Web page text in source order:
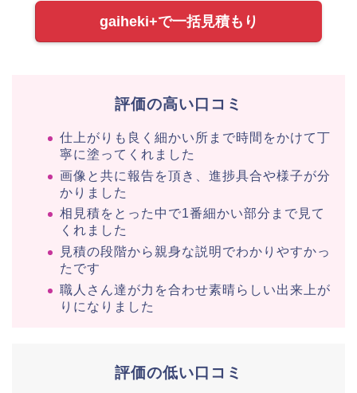
gaiheki+で一括見積もり
評価の高い口コミ
仕上がりも良く細かい所まで時間をかけて丁
寧に塗ってくれました
画像と共に報告を頂き、進捗具合や様子が分
かりました
相見積をとった中で1番細かい部分まで見て
くれました
見積の段階から親身な説明でわかりやすかっ
たです
職人さん達が力を合わせ素晴らしい出来上が
りになりました
評価の低い口コミ